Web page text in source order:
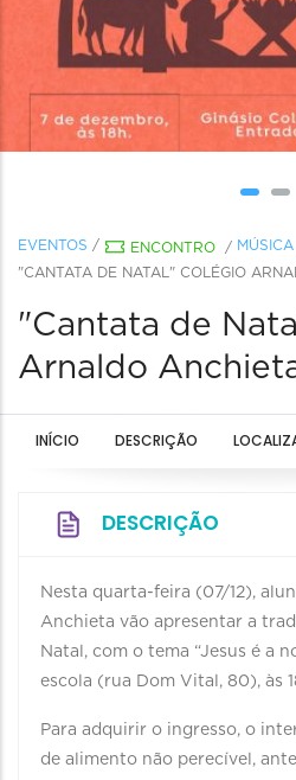
EVENTOS / ENCONTRO / MÚSICA
"CANTATA DE NATAL" COLÉGIO
"Cantata de
Arnaldo
INÍCIO DESCRIÇÃO
DESCRIÇÃO
Nesta quarta-feira (07/12),
Anchieta vão apresentar a
Natal, com o tema “Jesus é a
escola (rua Dom Vital, 80), às
Para adquirir o ingresso, o
de alimento não perecível,